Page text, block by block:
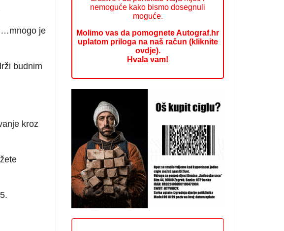
je
budnim
kroz
nemoguće kako bismo dosegnuli
moguće.
Molimo vas da pomognete Autograf.hr
uplatom priloga na naš račun (kliknite
ovdje).
Hvala vam!